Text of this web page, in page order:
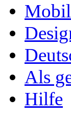
Als
Hilfe